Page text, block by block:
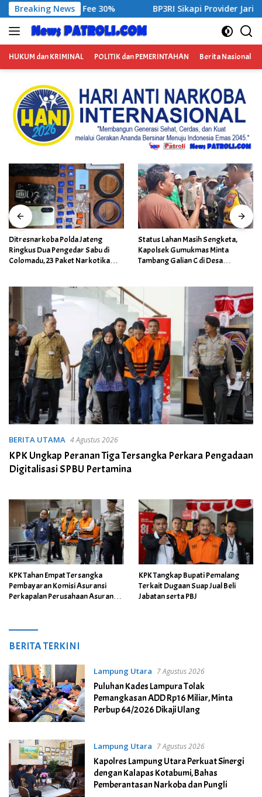
Langsung
ke
konten
Breaking News
Provider Jaringan Internet di Kecamatan Songgon
HUKUM dan KRIMINAL POLITIK dan PEMERINTAHAN Berita Nasional
Ditresnarkoba Polda Jateng
Ringkus Dua Pengedar Sabu di
Colomadu, 23 Paket Narkotika
Status Lahan Masih Sengketa,
Kapolsek Gumukmas Minta
Tambang Galian C di Desa
BERITA UTAMA 4 Agustus 2026
KPK Ungkap Peranan Tiga Tersangka Perkara Pengadaan
Digitalisasi SPBU Pertamina
KPK Tahan Empat Tersangka
Pembayaran Komisi Asuransi
Perkapalan Perusahaan Asuransi
KPK Tangkap Bupati Pemalang
Terkait Dugaan Suap Jual Beli
Jabatan serta PBJ
Newspatroli.com
BERITA TERKINI
Lampung Utara 7 Agustus 2026
Puluhan Kades Lampura Tolak
Pemangkasan ADD Rp16 Miliar, Minta
Perbup 64/2026 Dikaji Ulang
Lampung Utara 7 Agustus 2026
Kapolres Lampung Utara Perkuat Sinergi
dengan Kalapas Kotabumi, Bahas
Pemberantasan Narkoba dan Pungli